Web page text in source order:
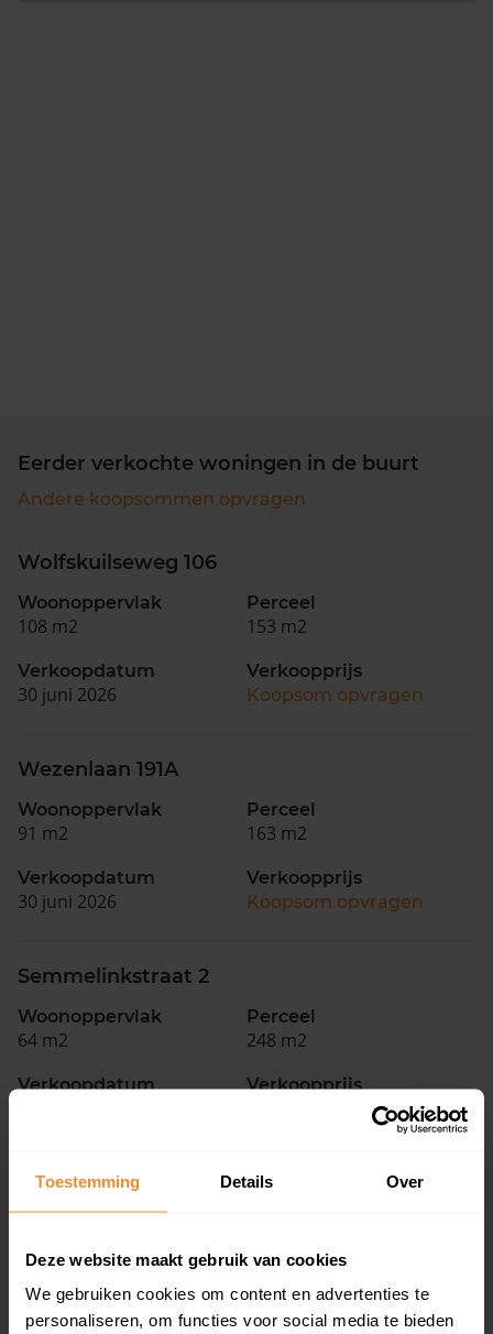
Toestemming Details Over
Deze website maakt gebruik van cookies
We gebruiken cookies om content en advertenties te
personaliseren, om functies voor social media te bieden
Eerder verkochte woningen in de buurt
Andere koopsommen opvragen
Wolfskuilseweg 106
Woonoppervlak
108 m2
Perceel
153 m2
Verkoopdatum
30 juni 2026
Verkoopprijs
Koopsom opvragen
Wezenlaan 191A
Woonoppervlak
91 m2
Perceel
163 m2
Verkoopdatum
30 juni 2026
Verkoopprijs
Koopsom opvragen
Semmelinkstraat 2
Woonoppervlak
64 m2
Perceel
248 m2
Verkoopdatum
Verkoopprijs
Koopsom opvragen
Spinklosstraat 45
Verkoopdatum
30 juni 2026
Verkoopprijs
Koopsom opvragen